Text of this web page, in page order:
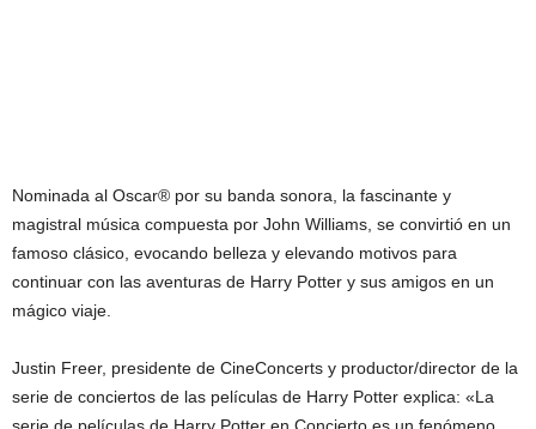
Nominada al Oscar® por su banda sonora, la fascinante y
magistral música compuesta por John Williams, se convirtió en un
famoso clásico, evocando belleza y elevando motivos para
continuar con las aventuras de Harry Potter y sus amigos en un
mágico viaje.
Justin Freer, presidente de CineConcerts y productor/director de la
serie de conciertos de las películas de Harry Potter explica: «La